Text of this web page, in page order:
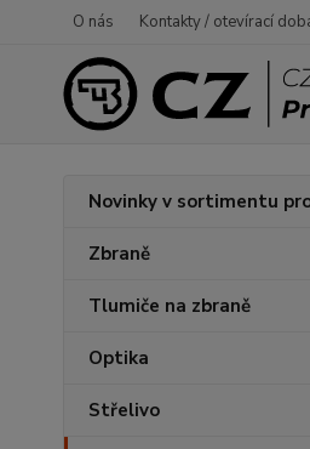
O nás Kontakty / otevírací
Novinky v sortimentu
Zbraně
Tlumiče na zbraně
Optika
Střelivo